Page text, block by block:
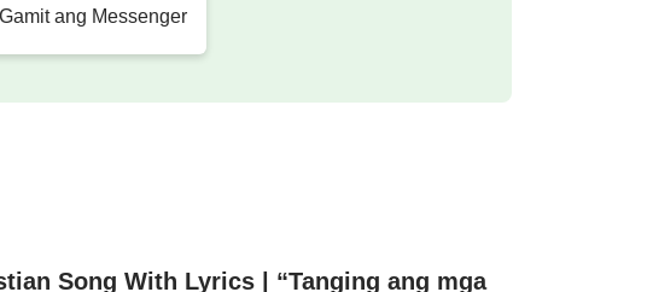
sa Diyos.
ang Messenger
Song With Lyrics | “Tanging ang mga